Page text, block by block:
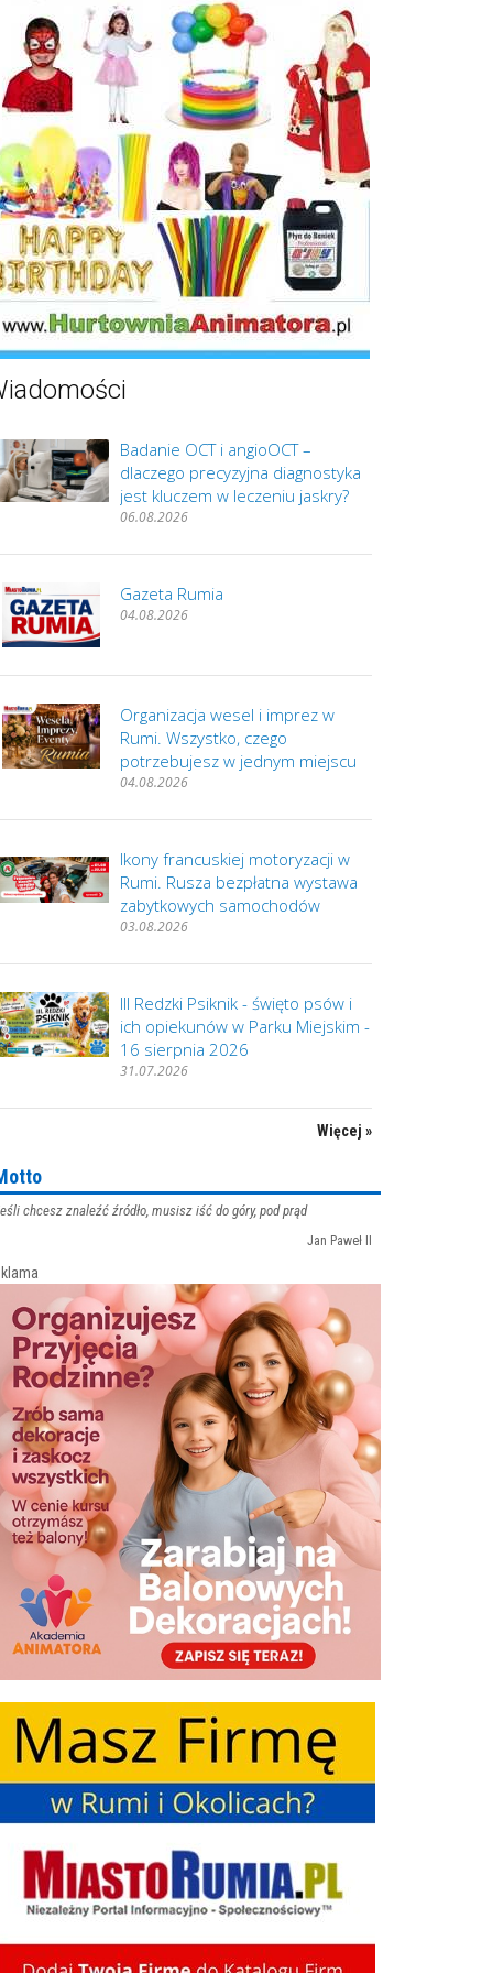
Badanie OCT i angioOCT –
dlaczego precyzyjna diagnostyka
jest kluczem w leczeniu jaskry?
06.08.2026
Gazeta Rumia
04.08.2026
Organizacja wesel i imprez w
Rumi. Wszystko, czego
potrzebujesz w jednym miejscu
04.08.2026
Ikony francuskiej motoryzacji w
Rumi. Rusza bezpłatna wystawa
zabytkowych samochodów
03.08.2026
III Redzki Psiknik - święto psów i
ich opiekunów w Parku Miejskim -
16 sierpnia 2026
31.07.2026
Więcej »
chcesz znaleźć źródło, musisz iść do góry, pod prąd
Jan Paweł II